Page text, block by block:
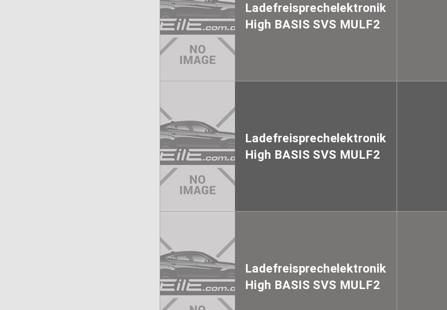
Ladefreisprechelektronik
High BASIS SVS MULF2
Ladefreisprechelektronik
High BASIS SVS MULF2
Ladefreisprechelektronik
High BASIS SVS MULF2